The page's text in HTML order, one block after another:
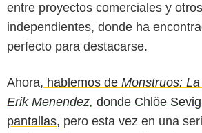
entre proyectos comerciales y
independientes, donde ha
perfecto para destacarse.
Ahora, hablemos de Monstruos:
Erik Menendez, donde Chlöe
pantallas, pero esta vez en una